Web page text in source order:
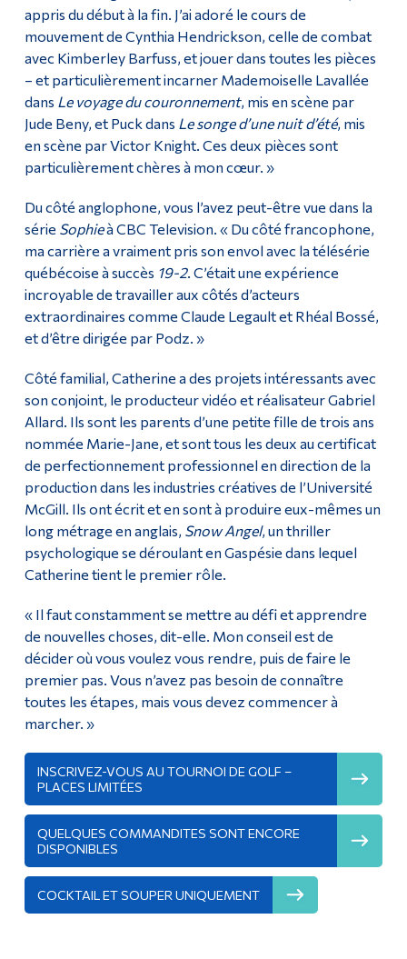
appris du début à la fin. J’ai adoré le cours de
mouvement de Cynthia Hendrickson, celle de combat
avec Kimberley Barfuss, et jouer dans toutes les pièces
– et particulièrement incarner Mademoiselle Lavallée
dans Le voyage du couronnement, mis en scène par
Jude Beny, et Puck dans Le songe d’une nuit d’été, mis
en scène par Victor Knight. Ces deux pièces sont
particulièrement chères à mon cœur. »
Du côté anglophone, vous l’avez peut-être vue dans la
série Sophieà CBC Television. « Du côté francophone,
ma carrière a vraiment pris son envol avec la télésérie
québécoise à succès 19-2. C’était une expérience
incroyable de travailler aux côtés d’acteurs
extraordinaires comme Claude Legault et Rhéal Bossé,
et d’être dirigée par Podz. »
Côté familial, Catherine a des projets intéressants avec
son conjoint, le producteur vidéo et réalisateur Gabriel
Allard. Ils sont les parents d’une petite fille de trois ans
nommée Marie-Jane, et sont tous les deux au certificat
de perfectionnement professionnel en direction de la
production dans les industries créatives de l’Université
McGill. Ils ont écrit et en sont à produire eux-mêmes un
long métrage en anglais, Snow Angel, un thriller
psychologique se déroulant en Gaspésie dans lequel
Catherine tient le premier rôle.
« Il faut constamment se mettre au défi et apprendre
de nouvelles choses, dit-elle. Mon conseil est de
décider où vous voulez vous rendre, puis de faire le
premier pas. Vous n’avez pas besoin de connaître
toutes les étapes, mais vous devez commencer à
marcher. »
INSCRIVEZ-VOUS AU TOURNOI DE GOLF –
PLACES LIMITÉES
QUELQUES COMMANDITES SONT ENCORE
DISPONIBLES
COCKTAIL ET SOUPER UNIQUEMENT